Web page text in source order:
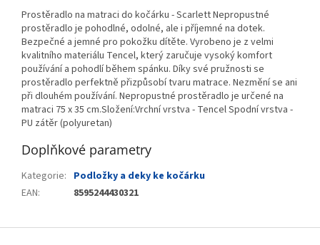
Prostěradlo na matraci do kočárku - Scarlett Nepropustné
prostěradlo je pohodlné, odolné, ale i příjemné na dotek.
Bezpečné a jemné pro pokožku dítěte. Vyrobeno je z velmi
kvalitního materiálu Tencel, který zaručuje vysoký komfort
používání a pohodlí během spánku. Díky své pružnosti se
prostěradlo perfektně přizpůsobí tvaru matrace. Nezmění se ani
při dlouhém používání. Nepropustné prostěradlo je určené na
matraci 75 x 35 cm.Složení:Vrchní vrstva - Tencel Spodní vrstva -
PU zátěr (polyuretan)
Doplňkové parametry
Kategorie: Podložky a deky ke kočárku
EAN: 8595244430321
Z